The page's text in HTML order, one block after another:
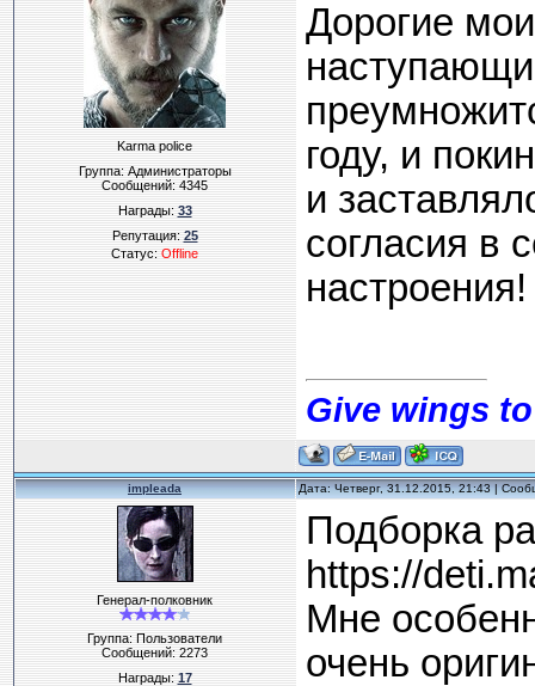
Karma police
Группа: Администраторы
Сообщений:4345
Награды:33
Репутация:25
Статус:Offline
Дорогие
году, и
и
согласия в
настроения!
Give wings
impleada Дата: Четверг, 31.12.2015, 21:43 |
Генерал-полковник
Группа: Пользователи
Сообщений:2273
Награды:17
Подборка
https://
Мне
очень